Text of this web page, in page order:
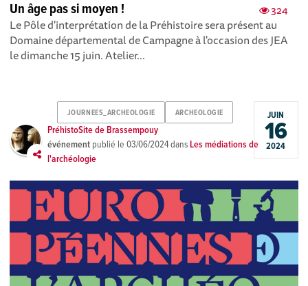
324
Un âge pas si moyen !
Le Pôle d'interprétation de la Préhistoire sera présent au
Domaine départemental de Campagne à l'occasion des JEA
le dimanche 15 juin. Atelier...
JOURNEES_ARCHEOLOGIE ARCHEOLOGIE
PréhistoSite de Brassempouy
événement publié le03/06/2024dansLes médiations de
l'archéologie
JUIN
16
2024